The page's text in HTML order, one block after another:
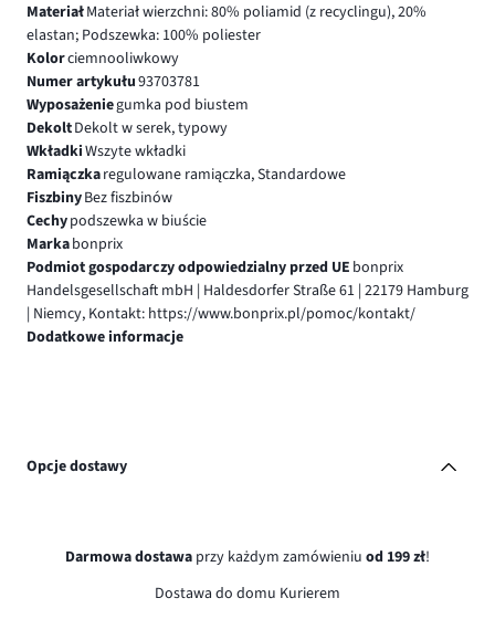
MateriałMateriał wierzchni: 80% poliamid (z recyclingu), 20%
elastan; Podszewka: 100% poliester
Kolorciemnooliwkowy
Numer artykułu93703781
Wyposażeniegumka pod biustem
DekoltDekolt w serek, typowy
WkładkiWszyte wkładki
Ramiączkaregulowane ramiączka, Standardowe
FiszbinyBez fiszbinów
Cechypodszewka w biuście
Markabonprix
Podmiot gospodarczy odpowiedzialny przed UE bonprix
Handelsgesellschaft mbH | Haldesdorfer Straße 61 | 22179 Hamburg
| Niemcy, Kontakt: https://www.bonprix.pl/pomoc/kontakt/
Dodatkowe informacje
Opcje dostawy
Darmowa dostawa przy każdym zamówieniu od 199 zł!
Dostawa do domu Kurierem